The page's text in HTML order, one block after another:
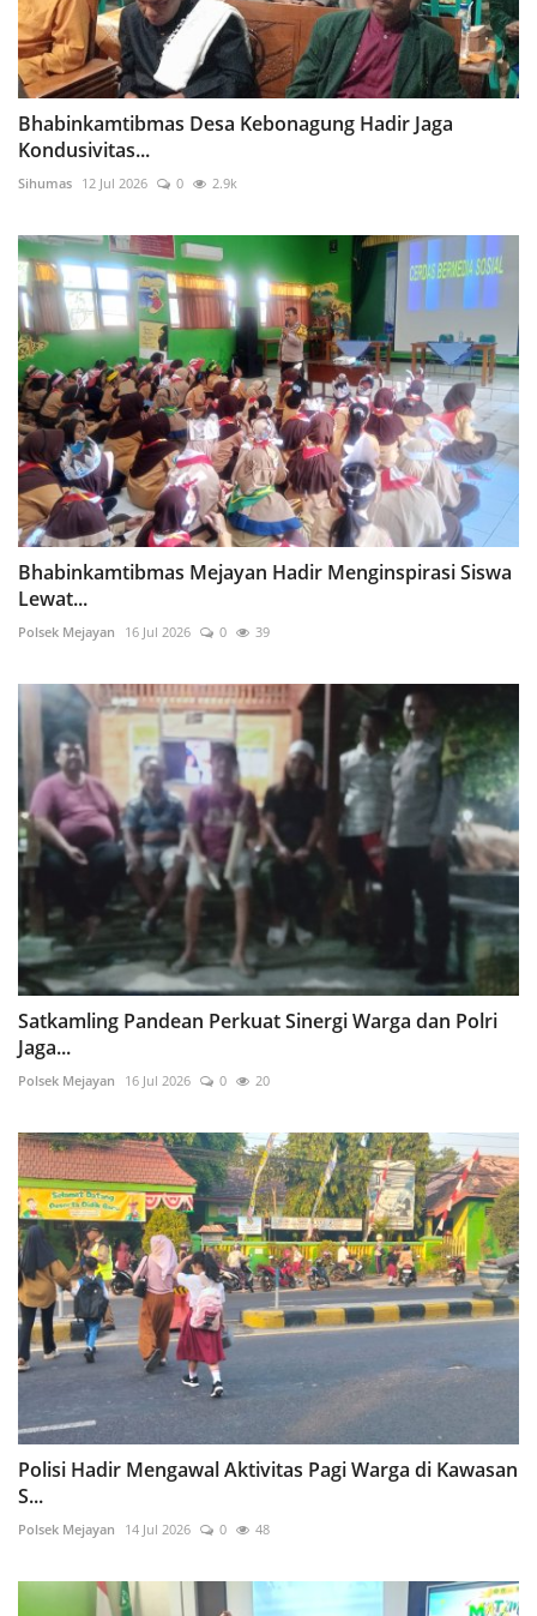
Bhabinkamtibmas Desa Kebonagung Hadir Jaga
Kondusivitas...
Sihumas 12 Jul 2026 0 2.9k
Bhabinkamtibmas Mejayan Hadir Menginspirasi Siswa
Lewat...
Polsek Mejayan 16 Jul 2026 0 39
Satkamling Pandean Perkuat Sinergi Warga dan Polri
Jaga...
Polsek Mejayan 16 Jul 2026 0 20
Polisi Hadir Mengawal Aktivitas Pagi Warga di Kawasan
S...
Polsek Mejayan 14 Jul 2026 0 48